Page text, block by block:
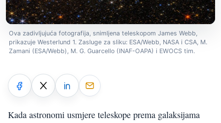
Ova zadivljujuća fotografija, snimljena teleskopom James Webb,
prikazuje Westerlund 1. Zasluge za sliku: ESA/Webb, NASA i CSA, M.
Zamani (ESA/Webb), M. G. Guarcello (INAF-OAPA) i EWOCS tim.
Kada astronomi usmjere teleskope prema galaksijama